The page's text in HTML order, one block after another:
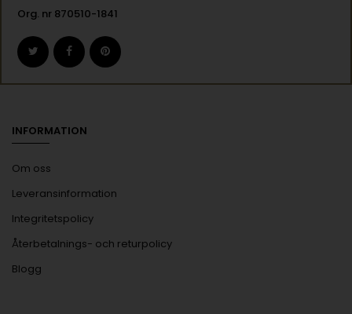
Org. nr 870510-1841
INFORMATION
Om oss
Leveransinformation
Integritetspolicy
Återbetalnings- och returpolicy
Blogg